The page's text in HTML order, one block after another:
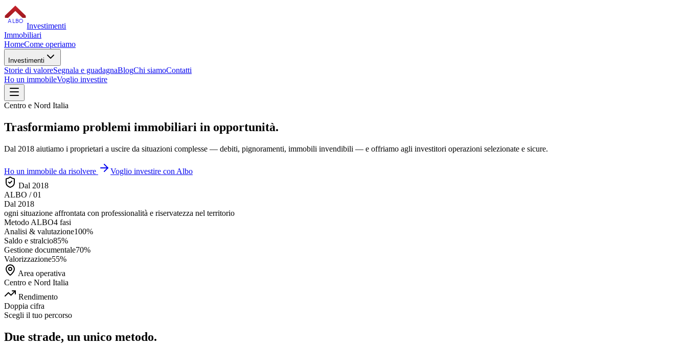
ALBO
Investimenti
Immobiliari
HomeCome operiamo
Investimenti
Storie di valoreSegnala e guadagnaBlogChi siamoContatti
Ho un immobileVoglio investire
Centro e Nord Italia
Trasformiamo problemi immobiliari in opportunità.
Dal 2018 aiutiamo i proprietari a uscire da situazioni complesse — debiti, pignoramenti, immobili invendibili — e offriamo agli investitori operazioni selezionate e sicure.
Ho un immobile da risolvere
Voglio investire con Albo
Dal 2018
ALBO / 01
Dal 2018
ogni situazione affrontata con professionalità e riservatezza nel territorio
Metodo ALBO4 fasi
Analisi & valutazione100%
Saldo e stralcio85%
Gestione documentale70%
Valorizzazione55%
Area operativa
Centro e Nord Italia
Rendimento
Doppia cifra
Scegli il tuo percorso
Due strade, un unico metodo.